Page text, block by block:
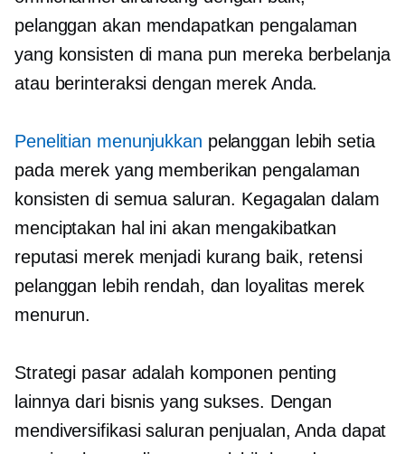
pelanggan akan mendapatkan pengalaman
yang konsisten di mana pun mereka berbelanja
atau berinteraksi dengan merek Anda.
Penelitian menunjukkan pelanggan lebih setia
pada merek yang memberikan pengalaman
konsisten di semua saluran. Kegagalan dalam
menciptakan hal ini akan mengakibatkan
reputasi merek menjadi kurang baik, retensi
pelanggan lebih rendah, dan loyalitas merek
menurun.
Strategi pasar adalah komponen penting
lainnya dari bisnis yang sukses. Dengan
mendiversifikasi saluran penjualan, Anda dapat